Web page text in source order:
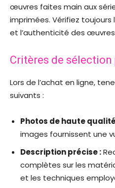
œuvres faites main aux
imprimées. Vérifiez
et l’authenticité des œuvres
Critères de
Lors de l’achat en ligne,
suivants :
Photos de haute
images fournissent une
Description précise :
complètes sur les
et les techniques